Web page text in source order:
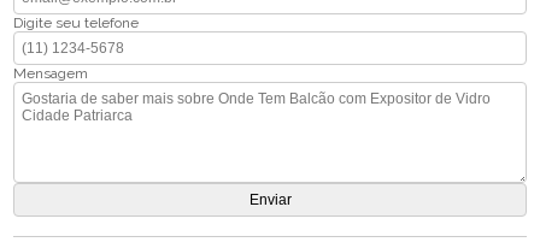
Digite seu telefone
Mensagem